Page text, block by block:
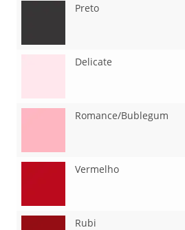
Preto
Delicate
Romance/Bublegum
Vermelho
Rubi